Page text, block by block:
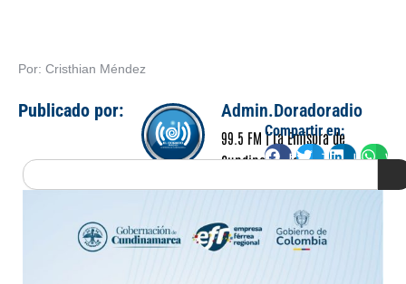
Por: Cristhian Méndez
Publicado por: Admin.Doradoradio
99.5 FM | La Emisora de
Cundinamarca
Compartir en:
FacebookTwitterLinkedIn
Search